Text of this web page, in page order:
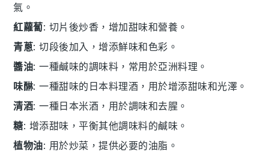
氣。
紅蘿蔔: 切片後炒香，增加甜味和營養。
青蔥: 切段後加入，增添鮮味和色彩。
醬油: 一種鹹味的調味料，常用於亞洲料理。
味醂: 一種甜味的日本料理酒，用於增添甜味和光澤。
清酒: 一種日本米酒，用於調味和去腥。
糖: 增添甜味，平衡其他調味料的鹹味。
植物油: 用於炒菜，提供必要的油脂。